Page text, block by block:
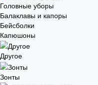
Головные уборы
Балаклавы и капоры
Бейсболки
Капюшоны
Другое
Зонты